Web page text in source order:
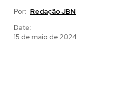
Por: Redação JBN
Date:
15 de maio de 2024